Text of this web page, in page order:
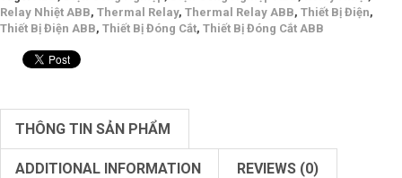
Relay Nhiệt ABB, Thermal Relay, Thermal Relay ABB, Thiết Bị Điện,
Thiết Bị Điện ABB, Thiết Bị Đóng Cắt, Thiết Bị Đóng Cắt ABB
THÔNG TIN SẢN PHẨM
ADDITIONAL INFORMATION REVIEWS (0)